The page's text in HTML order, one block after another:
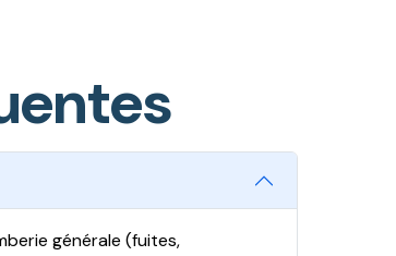
entes
générale (fuites,